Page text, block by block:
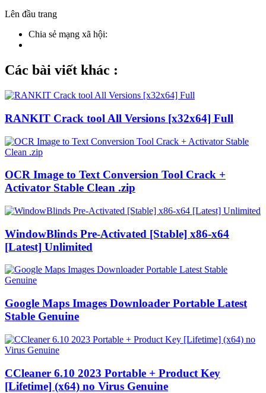
Lên đầu trang
Chia sẻ mạng xã hội:
Các bài viết khác :
RANKIT Crack tool All Versions [x32x64] Full
OCR Image to Text Conversion Tool Crack +
Activator Stable Clean .zip
WindowBlinds Pre-Activated [Stable] x86-x64
[Latest] Unlimited
Google Maps Images Downloader Portable Latest
Stable Genuine
CCleaner 6.10 2023 Portable + Product Key
[Lifetime] (x64) no Virus Genuine